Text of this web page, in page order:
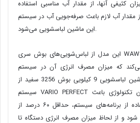
کثیفی آنها، از مقدار آب مناسبی استفاده
مقدار آب لازم باعث صرفه‌جویی آب در سیستم
این ماشین لباسشویی می‌شود.
این مدل از لباس‌شویی‌های بوش سری WAW3256XGC از پایین‌ترین
که میزان مصرف انرژی آن در سیستم
نشان‌داده‌شده است. ماشین لباسشویی 9 کیلویی بوش 3256 سفید از
سیستم VARIO PERFECT نیز استفاده می‌کند. این تکنولوژی باعث
می‌شود در صورت استفاده از برنامه‌های سیستم، حداقل ۶۰ درصد از
و از لحاظ میزان مصرف انرژی دستگاه تا